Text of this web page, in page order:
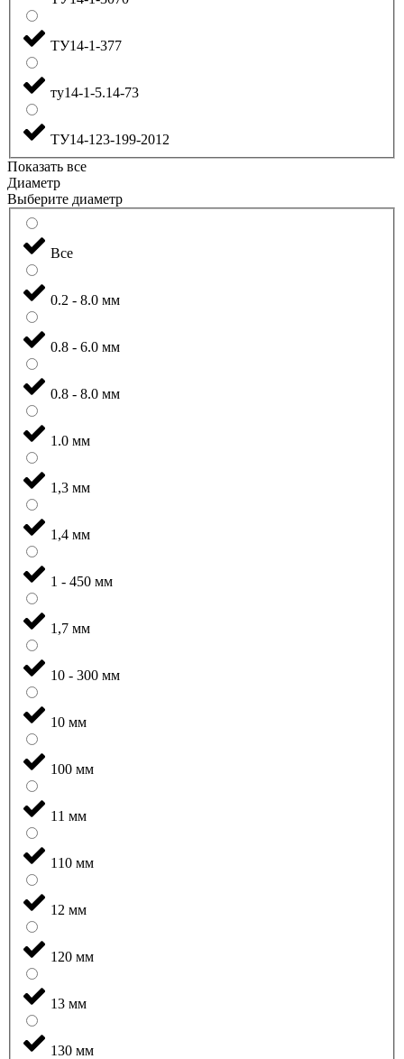
ТУ14-1-377
ту14-1-5.14-73
ТУ14-123-199-2012
Показать все
Диаметр
Выберите диаметр
Все
0.2 - 8.0 мм
0.8 - 6.0 мм
0.8 - 8.0 мм
1.0 мм
1,3 мм
1,4 мм
1 - 450 мм
1,7 мм
10 - 300 мм
10 мм
100 мм
11 мм
110 мм
12 мм
120 мм
13 мм
130 мм